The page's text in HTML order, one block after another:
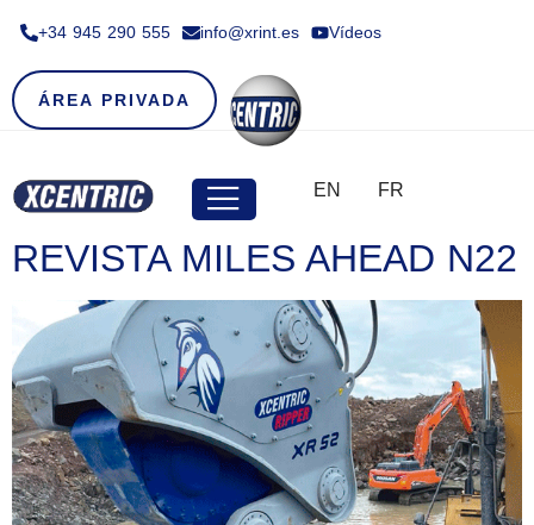
+34 945 290 555​ info@xrint.es Vídeos
ÁREA PRIVADA
EN FR
REVISTA MILES AHEAD N22